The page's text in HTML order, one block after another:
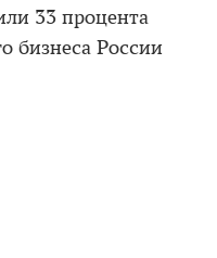
33 процента
бизнеса России